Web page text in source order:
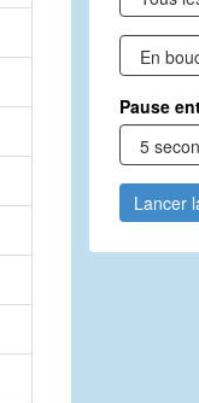
Pause
Lancer